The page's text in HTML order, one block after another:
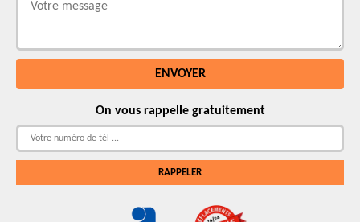
On vous rappelle gratuitement